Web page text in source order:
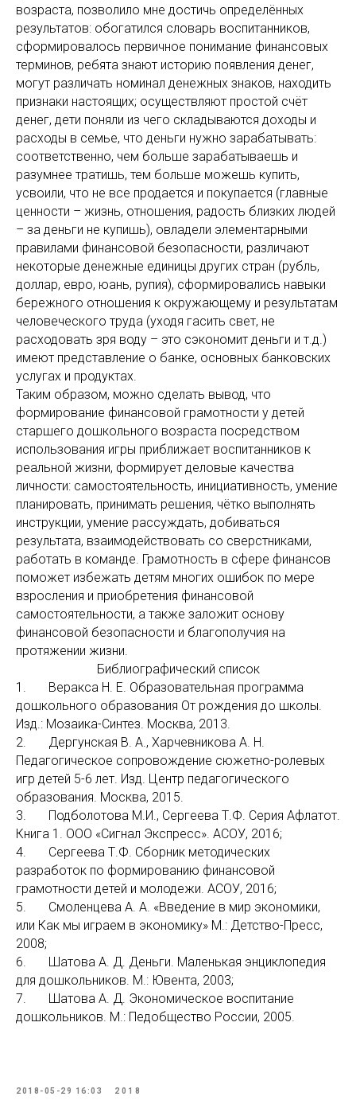
возраста, позволило мне достичь определённых
результатов: обогатился словарь воспитанников,
сформировалось первичное понимание финансовых
терминов, ребята знают историю появления денег,
могут различать номинал денежных знаков, находить
признаки настоящих; осуществляют простой счёт
денег, дети поняли из чего складываются доходы и
расходы в семье, что деньги нужно зарабатывать:
соответственно, чем больше зарабатываешь и
разумнее тратишь, тем больше можешь купить,
усвоили, что не все продается и покупается (главные
ценности – жизнь, отношения, радость близких людей
– за деньги не купишь), овладели элементарными
правилами финансовой безопасности, различают
некоторые денежные единицы других стран (рубль,
доллар, евро, юань, рупия), сформировались навыки
бережного отношения к окружающему и результатам
человеческого труда (уходя гасить свет, не
расходовать зря воду – это сэкономит деньги и т.д.)
имеют представление о банке, основных банковских
услугах и продуктах.
Таким образом, можно сделать вывод, что
формирование финансовой грамотности у детей
старшего дошкольного возраста посредством
использования игры приближает воспитанников к
реальной жизни, формирует деловые качества
личности: самостоятельность, инициативность, умение
планировать, принимать решения, чётко выполнять
инструкции, умение рассуждать, добиваться
результата, взаимодействовать со сверстниками,
работать в команде. Грамотность в сфере финансов
поможет избежать детям многих ошибок по мере
взросления и приобретения финансовой
самостоятельности, а также заложит основу
финансовой безопасности и благополучия на
протяжении жизни.
Библиографический список
1. Веракса Н. Е. Образовательная программа
дошкольного образования От рождения до школы.
Изд.: Мозаика-Синтез. Москва, 2013.
2. Дергунская В. А., Харчевникова А. Н.
Педагогическое сопровождение сюжетно-ролевых
игр детей 5-6 лет. Изд. Центр педагогического
образования. Москва, 2015.
3. Подболотова М.И., Сергеева Т.Ф. Серия Афлатот.
Книга 1. ООО «Сигнал Экспресс». АСОУ, 2016;
4. Сергеева Т.Ф. Сборник методических
разработок по формированию финансовой
грамотности детей и молодежи. АСОУ, 2016;
5. Смоленцева А. А. «Введение в мир экономики,
или Как мы играем в экономику» М.: Детство-Пресс,
2008;
6. Шатова А. Д. Деньги. Маленькая энциклопедия
для дошкольников. М.: Ювента, 2003;
7. Шатова А. Д. Экономическое воспитание
дошкольников. М.: Педобщество России, 2005.
2018-05-29 16:03 2018